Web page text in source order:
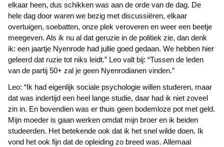
elkaar heen, dus schikken was aan de orde van de dag. De
hele dag door waren we bezig met discussiëren, elkaar
overtuigen, soebatten, onze plek veroveren en weer een beetje
meegeven. Als ik nu al dat geruzie in de politiek zie, dan denk
ik: een jaartje Nyenrode had jullie goed gedaan. We hebben hier
geleerd dat ruzie tot niks leidt.” Leo valt bij: “Tussen de leden
van de partij 50+ zal je geen Nyenrodianen vinden.”
Leo: “Ik had eigenlijk sociale psychologie willen studeren, maar
dat was indertijd een heel lange studie, daar had ik niet zoveel
zin in. En bovendien was er thuis geen bodemloze pot met geld.
Mijn moeder is gaan werken omdat mijn broer en ik beiden
studeerden. Het betekende ook dat ik het snel wilde doen. Ik
vond het ook fijn dat de opleiding zo breed was. Allemaal